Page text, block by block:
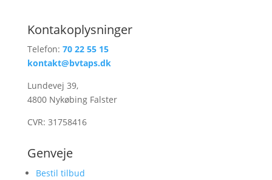
Kontakoplysninger
Telefon: 70 22 55 15
kontakt@bvtaps.dk
Lundevej 39,
4800 Nykøbing Falster
CVR: 31758416
Genveje
Bestil tilbud